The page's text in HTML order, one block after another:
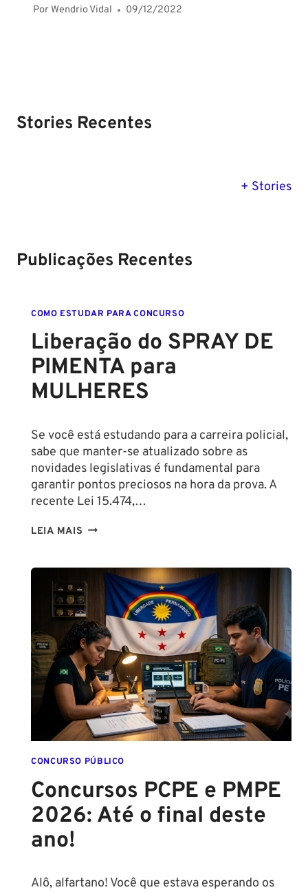
PorWendrio Vidal 09/12/2022
Stories Recentes
+ Stories
MG:
Publicações Recentes
COMO ESTUDAR PARA CONCURSO
Liberação do SPRAY DE
PIMENTA para
MULHERES
Se você está estudando para a carreira policial,
sabe que manter-se atualizado sobre as
novidades legislativas é fundamental para
garantir pontos preciosos na hora da prova. A
recente Lei 15.474,…
LEIA MAIS LIBERAÇÃO
DE
PIMENTA
PARA
MULHERES
CONCURSO PÚBLICO
Concursos PCPE e PMPE
2026: Até o final deste
ano!
Alô, alfartano! Você que estava esperando os